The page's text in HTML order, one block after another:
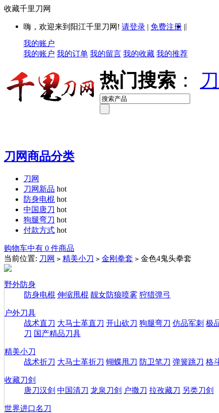
收藏千里刀网
嗨，欢迎来到阳江千里刀网! 请登录 | 免费注册 ||
我的账户
我的账户 我的订单 我的留言 我的收藏 我的推荐
热门搜索 ：
刀网商品分类
刀网
刀网新品 hot
防身电棍 hot
中国唐刀 hot
狗腿弯刀 hot
付款方式 hot
购物车中有 0 件商品
当前位置: 刀网 > 精美小刀 > 金刚拳套 > 金色4鬼头拳套
野外防身
防身电棍 伸缩甩棍 靓女防狼喷雾 狩猎弹弓
户外刀具
战术直刀 大马士革直刀 开山砍刀 狗腿弯刀 仿品军刺 极
刀 国产精品刀具
精美小刀
战术折刀 大马士革折刀 蝴蝶甩刀 防卫笔刀 弹簧跳刀 格
收藏刀剑
唐刀汉剑 中国清刀 龙泉刀剑 户撒刀 拉孜藏刀 另类刀剑
世界进口名刀